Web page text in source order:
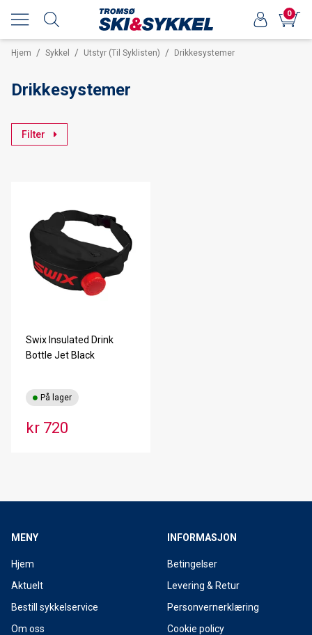
0
Hjem / Sykkel / Utstyr (Til Syklisten) / Drikkesystemer
Drikkesystemer
Filter
Swix Insulated Drink
Bottle Jet Black
kr 720
På lager
MENY
Hjem
Aktuelt
Bestill sykkelservice
Om oss
INFORMASJON
Betingelser
Levering & Retur
Personvernerklæring
Cookie policy